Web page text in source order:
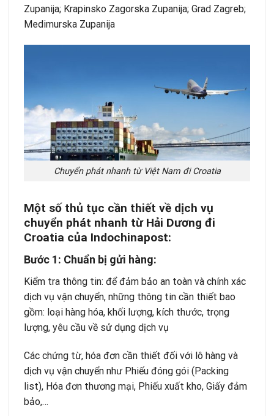
Zupanija; Krapinsko Zagorska Zupanija; Grad Zagreb;
Medimurska Zupanija
Chuyển phát nhanh từ Việt Nam đi Croatia
Một số thủ tục cần thiết về dịch vụ
chuyển phát nhanh từ Hải Dương đi
Croatia của Indochinapost:
Bước 1: Chuẩn bị gửi hàng:
Kiểm tra thông tin: để đảm bảo an toàn và chính xác
dịch vụ vận chuyển, những thông tin cần thiết bao
gồm: loại hàng hóa, khối lượng, kích thước, trọng
lượng, yêu cầu về sử dụng dịch vụ
Các chứng từ, hóa đơn cần thiết đối với lô hàng và
dịch vụ vận chuyển như Phiếu đóng gói (Packing
list), Hóa đơn thương mại, Phiếu xuất kho, Giấy đảm
bảo,…